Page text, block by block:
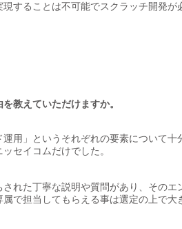
することは不可能でスクラッチ開発が
教えていただけますか。
用」というそれぞれの要素について十
セイコムだけでした。
れた丁寧な説明や質問があり、そのエ
で担当してもらえる事は選定の上で大